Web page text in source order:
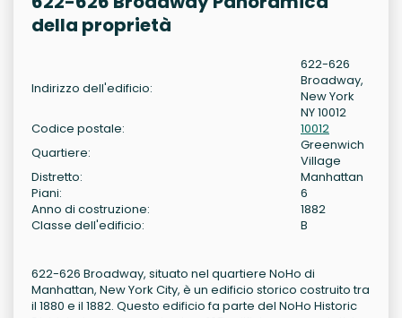
della proprietà
Indirizzo dell'edificio:
622-626
Broadway,
New York
NY 10012
Codice postale:
10012
Quartiere:
Greenwich
Village
Distretto:
Manhattan
Piani:
6
Anno di costruzione:
1882
Classe dell'edificio:
B
622-626 Broadway, situato nel quartiere NoHo di
Manhattan, New York City, è un edificio storico costruito tra
il 1880 e il 1882. Questo edificio fa parte del NoHo Historic